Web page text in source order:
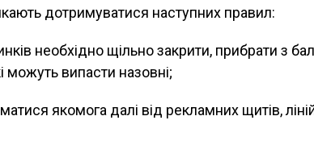
дотримуватися наступних правил:
необхідно щільно закрити, прибрати з
можуть випасти назовні;
якомога далі від рекламних щитів,